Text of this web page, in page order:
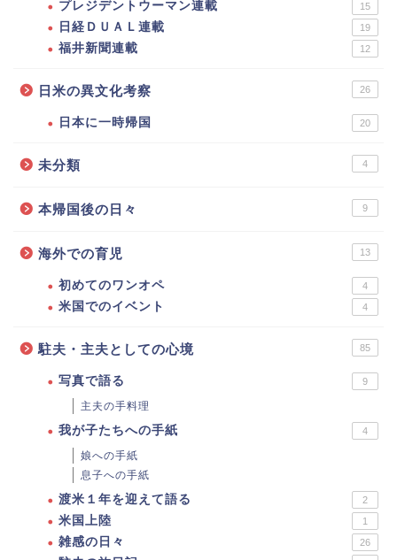
プレジデントウーマン連載 15
日経ＤＵＡＬ連載 19
福井新聞連載 12
日米の異文化考察 26
日本に一時帰国 20
未分類 4
本帰国後の日々 9
海外での育児 13
初めてのワンオペ 4
米国でのイベント 4
駐夫・主夫としての心境 85
写真で語る 9
主夫の手料理
我が子たちへの手紙 4
娘への手紙
息子への手紙
渡米１年を迎えて語る 2
米国上陸 1
雑感の日々 26